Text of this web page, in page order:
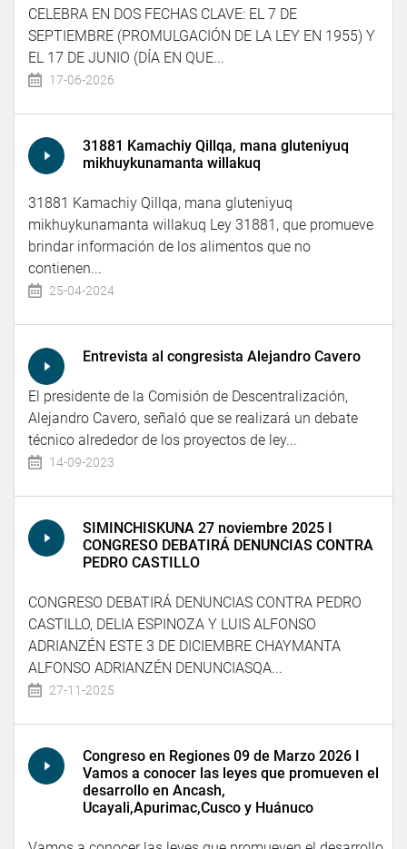
CELEBRA EN DOS FECHAS CLAVE: EL 7 DE
SEPTIEMBRE (PROMULGACIÓN DE LA LEY EN 1955) Y
EL 17 DE JUNIO (DÍA EN QUE...
17-06-2026
31881 Kamachiy Qillqa, mana gluteniyuq
mikhuykunamanta willakuq
31881 Kamachiy Qillqa, mana gluteniyuq
mikhuykunamanta willakuq Ley 31881, que promueve
brindar información de los alimentos que no
contienen...
25-04-2024
Entrevista al congresista Alejandro Cavero
El presidente de la Comisión de Descentralización,
Alejandro Cavero, señaló que se realizará un debate
técnico alrededor de los proyectos de ley...
14-09-2023
SIMINCHISKUNA 27 noviembre 2025 I
CONGRESO DEBATIRÁ DENUNCIAS CONTRA
PEDRO CASTILLO
CONGRESO DEBATIRÁ DENUNCIAS CONTRA PEDRO
CASTILLO, DELIA ESPINOZA Y LUIS ALFONSO
ADRIANZÉN ESTE 3 DE DICIEMBRE CHAYMANTA
ALFONSO ADRIANZÉN DENUNCIASQA...
27-11-2025
Congreso en Regiones 09 de Marzo 2026 I
Vamos a conocer las leyes que promueven el
desarrollo en Ancash,
Ucayali,Apurimac,Cusco y Huánuco